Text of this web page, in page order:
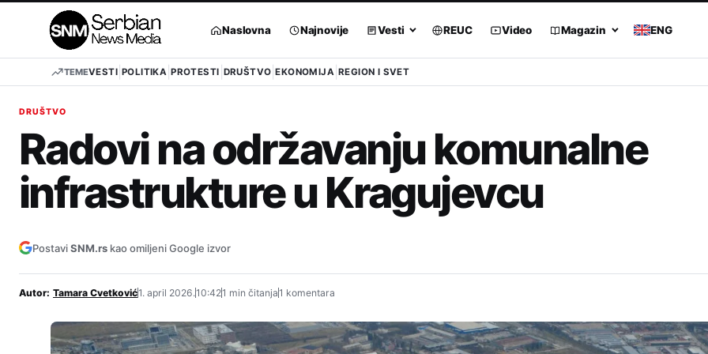
Naslovna Najnovije Vesti REUC Video Magazin ENG
TEMEVESTI POLITIKA PROTESTI DRUŠTVO EKONOMIJA REGION I SVET
DRUŠTVO
Radovi na održavanju komunalne
infrastrukture u Kragujevcu
PostaviSNM.rs kao omiljeni Google izvor
Autor: Tamara Cvetković1. april 2026.10:421 min čitanja1 komentara